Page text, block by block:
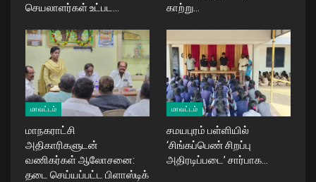
செயலாளர்கள் உட்பட…
காற்று…
மாவட்டம்
மாநகராட்சி
அதிகாரிகளுடன்
வணிகர்கள் ஆலோசனை:
தடை செய்யப்பட்ட பிளாஸ்டிக்
மாவட்டம்
சமயபுரம் பள்ளியில்
‘சிங்கப்பெண் சிறப்பு
அதிரடிப்படை’ சார்பாக…